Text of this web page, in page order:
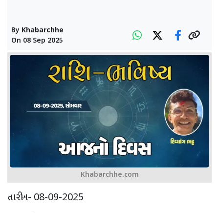
By Khabarchhe
On 08 Sep 2025
Khabarchhe.com
તારીખ- 08-09-2025